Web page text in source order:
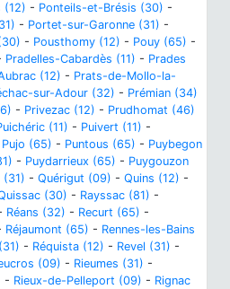
(12) - Ponteils-et-Brésis (30) -
- Portet-sur-Garonne (31) -
- Pousthomy (12) - Pouy (65) -
Pradelles-Cabardès (11) - Prades
(12) - Prats-de-Mollo-la-
sur-Adour (32) - Prémian (34)
- Privezac (12) - Prudhomat (46)
(11) - Puivert (11) -
Pujo (65) - Puntous (65) - Puybegon
- Puydarrieux (65) - Puygouzon
(31) - Quérigut (09) - Quins (12) -
(30) - Rayssac (81) -
Réans (32) - Recurt (65) -
Réjaumont (65) - Rennes-les-Bains
- Réquista (12) - Revel (31) -
(09) - Rieumes (31) -
- Rieux-de-Pelleport (09) - Rignac